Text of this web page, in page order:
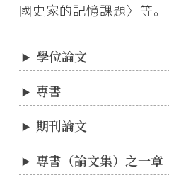
國史家的記憶課題〉等。
學位論文
專書
期刊論文
專書（論文集）之一章